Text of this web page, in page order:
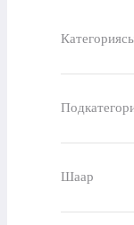
Шаар